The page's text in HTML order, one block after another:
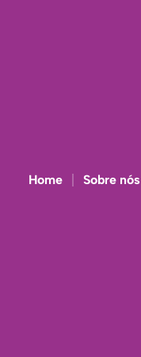
Home Sobre nós